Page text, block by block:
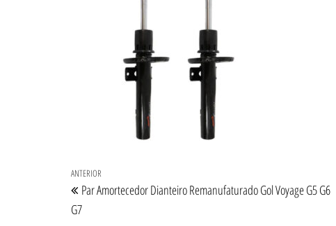
Navegação de Post
Post anterior
ANTERIOR
Par Amortecedor Dianteiro Remanufaturado Gol Voyage G5 G6
G7